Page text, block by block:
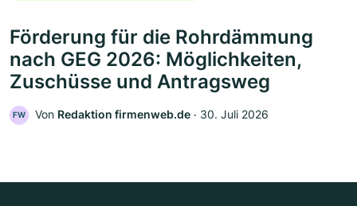
Förderung für die Rohrdämmung
nach GEG 2026: Möglichkeiten,
Zuschüsse und Antragsweg
FW Von Redaktion firmenweb.de ‧ 30. Juli 2026